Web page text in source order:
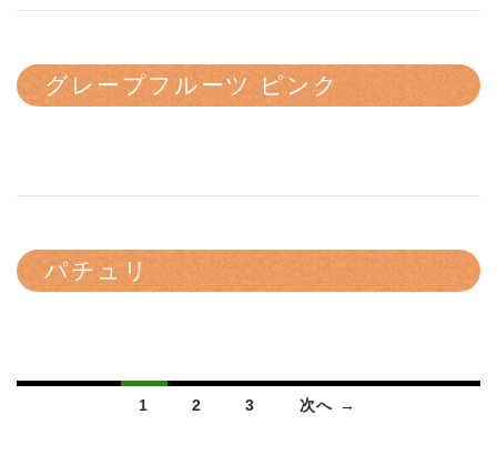
グレープフルーツ ピンク
パチュリ
投稿ナビゲーション
1 2 3 次へ →